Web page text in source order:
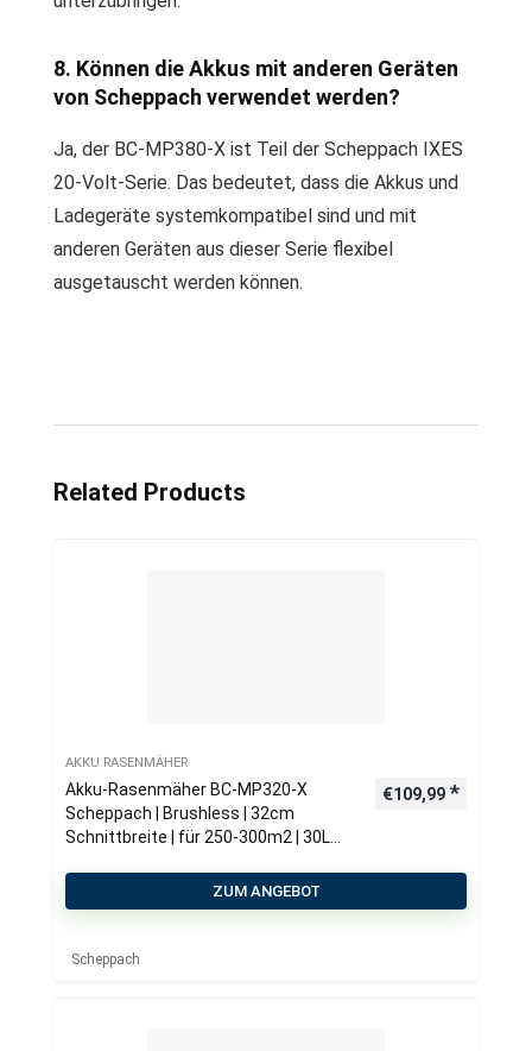
8. Können die Akkus mit anderen Geräten
von Scheppach verwendet werden?
Ja, der BC-MP380-X ist Teil der Scheppach IXES
20-Volt-Serie. Das bedeutet, dass die Akkus und
Ladegeräte systemkompatibel sind und mit
anderen Geräten aus dieser Serie flexibel
ausgetauscht werden können.
Related Products
AKKU RASENMÄHER
Akku-Rasenmäher BC-MP320-X
Scheppach | Brushless | 32cm
Schnittbreite | für 250-300m2 | 30L
€109,99
ZUM ANGEBOT
Scheppach